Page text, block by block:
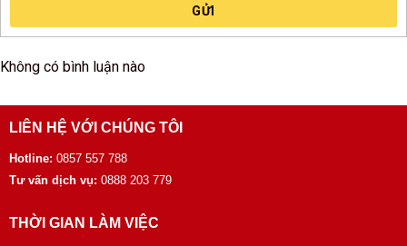
GỬI
Không có bình luận nào
LIÊN HỆ VỚI CHÚNG TÔI
Hotline: 0857 557 788
Tư vấn dịch vụ: 0888 203 779
THỜI GIAN LÀM VIỆC